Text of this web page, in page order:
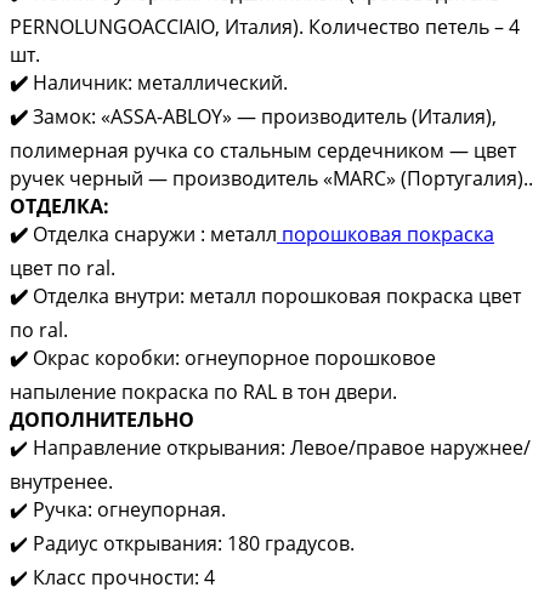
PERNOLUNGOACCIAIO, Италия). Количество петель – 4
шт.
✔️ Наличник: металлический.
✔️Замок: «ASSA-ABLOY» — производитель (Италия),
полимерная ручка со стальным сердечником — цвет
ручек черный — производитель «MARC» (Португалия)..
ОТДЕЛКА:
✔️ Отделка снаружи : металл порошковая покраска
цвет по ral.
✔️ Отделка внутри: металл порошковая покраска цвет
по ral.
✔️ Окрас коробки: огнеупорное порошковое
напыление покраска по RAL в тон двери.
ДОПОЛНИТЕЛЬНО
✔️ Направление открывания: Левое/правое наружнее/
внутренее.
✔️ Ручка: огнеупорная.
✔️ Радиус открывания: 180 градусов.
✔️ Класс прочности: 4